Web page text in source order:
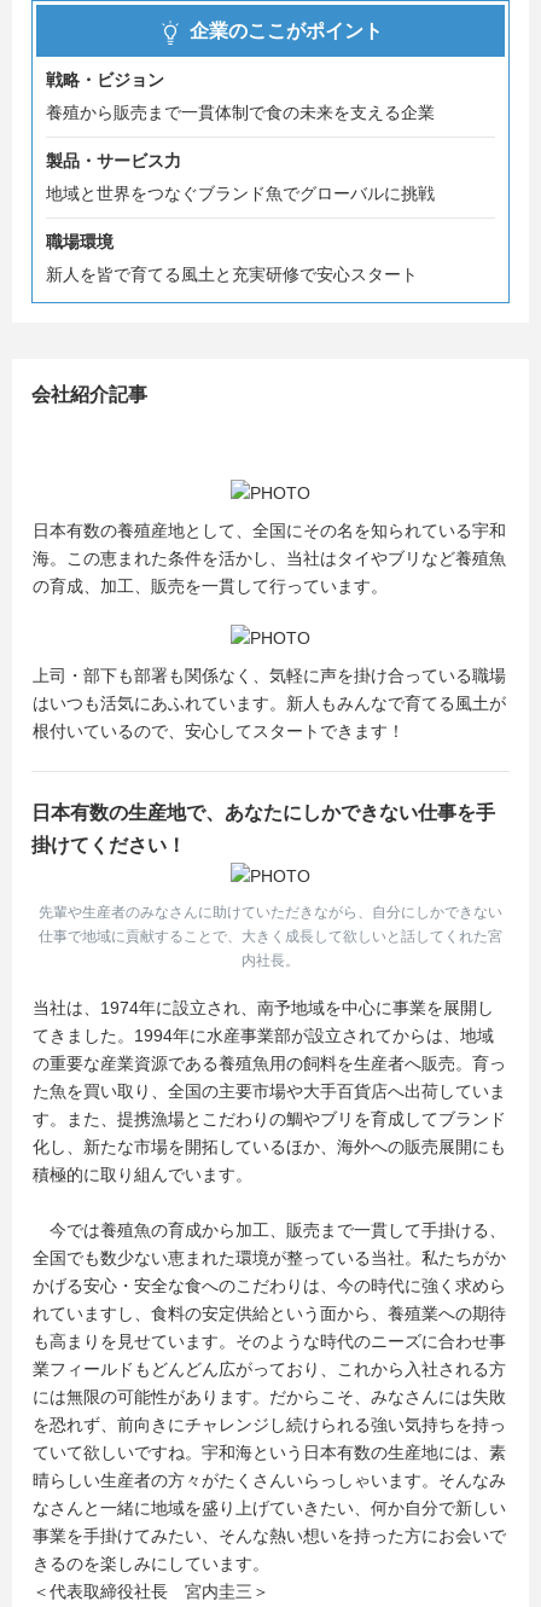
企業のここがポイント
戦略・ビジョン
養殖から販売まで一貫体制で食の未来を支える企業
製品・サービス力
地域と世界をつなぐブランド魚でグローバルに挑戦
職場環境
新人を皆で育てる風土と充実研修で安心スタート
会社紹介記事
日本有数の養殖産地として、全国にその名を知られている宇和
海。この恵まれた条件を活かし、当社はタイやブリなど養殖魚
の育成、加工、販売を一貫して行っています。
上司・部下も部署も関係なく、気軽に声を掛け合っている職場
はいつも活気にあふれています。新人もみんなで育てる風土が
根付いているので、安心してスタートできます！
日本有数の生産地で、あなたにしかできない仕事を手
掛けてください！
先輩や生産者のみなさんに助けていただきながら、自分にしかできない
仕事で地域に貢献することで、大きく成長して欲しいと話してくれた宮
内社長。
当社は、1974年に設立され、南予地域を中心に事業を展開し
てきました。1994年に水産事業部が設立されてからは、地域
の重要な産業資源である養殖魚用の飼料を生産者へ販売。育っ
た魚を買い取り、全国の主要市場や大手百貨店へ出荷していま
す。また、提携漁場とこだわりの鯛やブリを育成してブランド
化し、新たな市場を開拓しているほか、海外への販売展開にも
積極的に取り組んでいます。
今では養殖魚の育成から加工、販売まで一貫して手掛ける、
全国でも数少ない恵まれた環境が整っている当社。私たちがか
かげる安心・安全な食へのこだわりは、今の時代に強く求めら
れていますし、食料の安定供給という面から、養殖業への期待
も高まりを見せています。そのような時代のニーズに合わせ事
業フィールドもどんどん広がっており、これから入社される方
には無限の可能性があります。だからこそ、みなさんには失敗
を恐れず、前向きにチャレンジし続けられる強い気持ちを持っ
ていて欲しいですね。宇和海という日本有数の生産地には、素
晴らしい生産者の方々がたくさんいらっしゃいます。そんなみ
なさんと一緒に地域を盛り上げていきたい、何か自分で新しい
事業を手掛けてみたい、そんな熱い想いを持った方にお会いで
きるのを楽しみにしています。
＜代表取締役社長 宮内圭三＞